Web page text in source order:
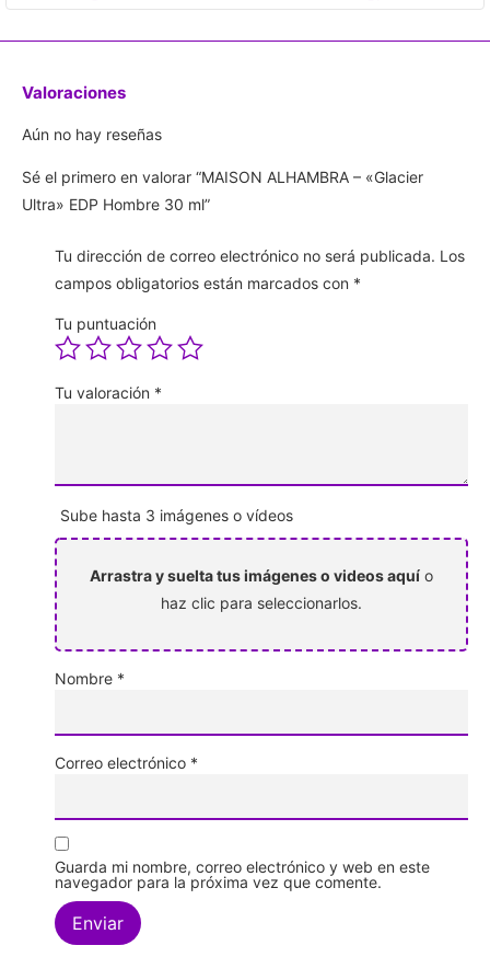
Valoraciones
Aún no hay reseñas
Sé el primero en valorar “MAISON ALHAMBRA – «Glacier
Ultra» EDP Hombre 30 ml”
Tu dirección de correo electrónico no será publicada. Los
campos obligatorios están marcados con *
Tu puntuación
Tu valoración *
Sube hasta 3 imágenes o vídeos
Arrastra y suelta tus imágenes o videos aquí o
haz clic para seleccionarlos.
Nombre *
Correo electrónico *
Guarda mi nombre, correo electrónico y web en este
navegador para la próxima vez que comente.